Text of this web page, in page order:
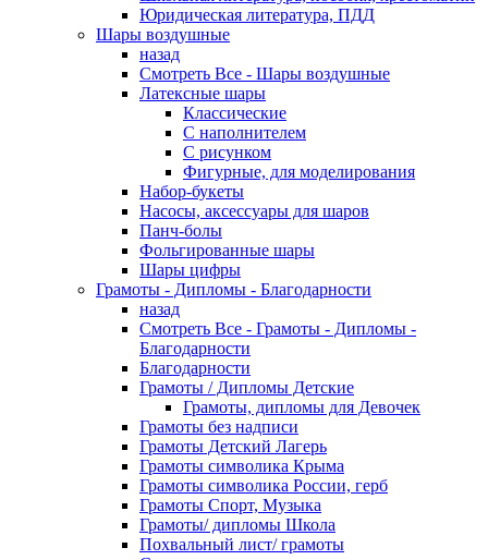
Юридическая литература, ПДД
Шары воздушные
назад
Смотреть Все - Шары воздушные
Латексные шары
Классические
С наполнителем
С рисунком
Фигурные, для моделирования
Набор-букеты
Насосы, аксессуары для шаров
Панч-болы
Фольгированные шары
Шары цифры
Грамоты - Дипломы - Благодарности
назад
Смотреть Все - Грамоты - Дипломы -
Благодарности
Благодарности
Грамоты / Дипломы Детские
Грамоты, дипломы для Девочек
Грамоты без надписи
Грамоты Детский Лагерь
Грамоты символика Крыма
Грамоты символика России, герб
Грамоты Спорт, Музыка
Грамоты/ дипломы Школа
Похвальный лист/ грамоты